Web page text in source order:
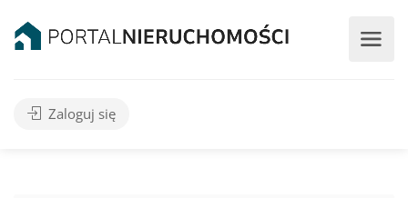
Zaloguj się